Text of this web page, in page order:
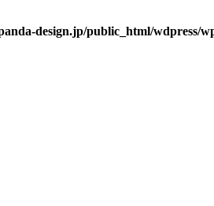
design.jp/public_html/wdpress/